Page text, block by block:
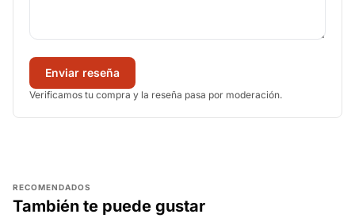
Enviar reseña
Verificamos tu compra y la reseña pasa por moderación.
RECOMENDADOS
También te puede gustar
AGREGAR AGREGAR